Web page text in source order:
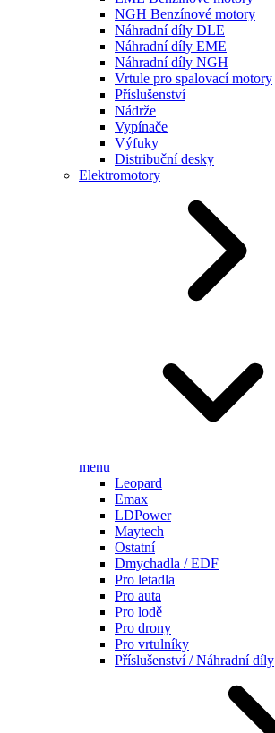
NGH Benzínové motory
Náhradní díly DLE
Náhradní díly EME
Náhradní díly NGH
Vrtule pro spalovací motory
Příslušenství
Nádrže
Vypínače
Výfuky
Distribuční desky
Elektromotory
menu
Leopard
Emax
LDPower
Maytech
Ostatní
Dmychadla / EDF
Pro letadla
Pro auta
Pro lodě
Pro drony
Pro vrtulníky
Příslušenství / Náhradní díly